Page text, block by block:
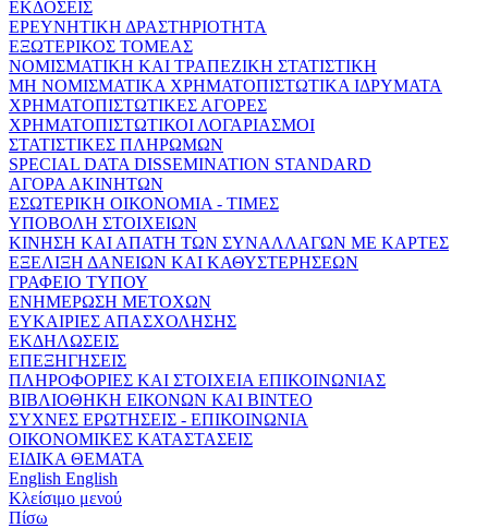
ΕΚΔΟΣΕΙΣ
ΕΡΕΥΝΗΤΙΚΗ ΔΡΑΣΤΗΡΙΟΤΗΤΑ
ΕΞΩΤΕΡΙΚΟΣ ΤΟΜΕΑΣ
ΝΟΜΙΣΜΑΤΙΚΗ ΚΑΙ ΤΡΑΠΕΖΙΚΗ ΣΤΑΤΙΣΤΙΚΗ
ΜΗ ΝΟΜΙΣΜΑΤΙΚΑ ΧΡΗΜΑΤΟΠΙΣΤΩΤΙΚΑ ΙΔΡΥΜΑΤΑ
ΧΡΗΜΑΤΟΠΙΣΤΩΤΙΚΕΣ ΑΓΟΡΕΣ
ΧΡΗΜΑΤΟΠΙΣΤΩΤΙΚΟΙ ΛΟΓΑΡΙΑΣΜΟΙ
ΣΤΑΤΙΣΤΙΚΕΣ ΠΛΗΡΩΜΩΝ
SPECIAL DATA DISSEMINATION STANDARD
ΑΓΟΡΑ ΑΚΙΝΗΤΩΝ
ΕΣΩΤΕΡΙΚΗ ΟΙΚΟΝΟΜΙΑ - ΤΙΜΕΣ
ΥΠΟΒΟΛΗ ΣΤΟΙΧΕΙΩΝ
ΚΙΝΗΣΗ ΚΑΙ ΑΠΑΤΗ ΤΩΝ ΣΥΝΑΛΛΑΓΩΝ ΜΕ ΚΑΡΤΕΣ
ΕΞΕΛΙΞΗ ΔΑΝΕΙΩΝ ΚΑΙ ΚΑΘΥΣΤΕΡΗΣΕΩΝ
ΓΡΑΦΕΙΟ ΤΥΠΟΥ
ΕΝΗΜΕΡΩΣΗ ΜΕΤΟΧΩΝ
ΕΥΚΑΙΡΙΕΣ ΑΠΑΣΧΟΛΗΣΗΣ
ΕΚΔΗΛΩΣΕΙΣ
ΕΠΕΞΗΓΗΣΕΙΣ
ΠΛΗΡΟΦΟΡΙΕΣ ΚΑΙ ΣΤΟΙΧΕΙΑ ΕΠΙΚΟΙΝΩΝΙΑΣ
ΒΙΒΛΙΟΘΗΚΗ ΕΙΚΟΝΩΝ ΚΑΙ ΒΙΝΤΕΟ
ΣΥΧΝΕΣ ΕΡΩΤΗΣΕΙΣ - ΕΠΙΚΟΙΝΩΝΙΑ
ΟΙΚΟΝΟΜΙΚΕΣ ΚΑΤΑΣΤΑΣΕΙΣ
ΕΙΔΙΚΑ ΘΕΜΑΤΑ
English English
Κλείσιμο μενού
Πίσω